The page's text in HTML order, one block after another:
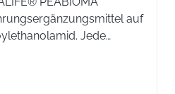
auf
Jede
mikronisiertes
modifizierter